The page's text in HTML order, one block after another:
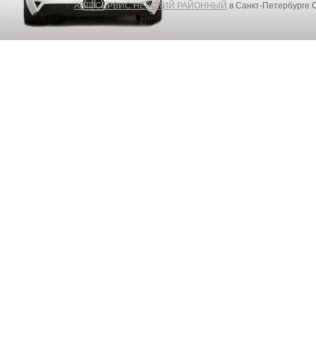
АВТОСЕРВИС НЕВСКИЙ РАЙОННЫЙ в Санкт-Петербурге